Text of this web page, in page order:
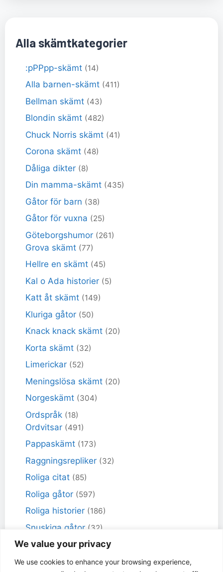
We value your privacy
We use cookies to enhance your browsing experience,
Alla skämtkategorier
:pPPpp-skämt (14)
Alla barnen-skämt (411)
Bellman skämt (43)
Blondin skämt (482)
Chuck Norris skämt (41)
Corona skämt (48)
Dåliga dikter (8)
Din mamma-skämt (435)
Gåtor för barn (38)
Gåtor för vuxna (25)
Göteborgshumor (261)
Grova skämt (77)
Hellre en skämt (45)
Kal o Ada historier (5)
Katt åt skämt (149)
Kluriga gåtor (50)
Knack knack skämt (20)
Korta skämt (32)
Limerickar (52)
Meningslösa skämt (20)
Norgeskämt (304)
Ordspråk (18)
Ordvitsar (491)
Pappaskämt (173)
Raggningsrepliker (32)
Roliga citat (85)
Roliga gåtor (597)
Roliga historier (186)
Snuskiga gåtor (32)
Snuskiga skämt(98)
Sportskämt (18)